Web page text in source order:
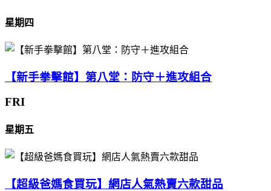
星期四
【新手拳擊館】第八堂：防守＋進攻組合
FRI
星期五
【超級爸媽食買玩】網店人氣熱賣六款甜品